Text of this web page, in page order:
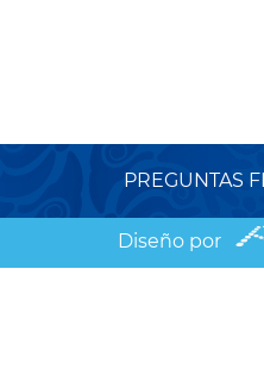
PREGUNTAS
Diseño por